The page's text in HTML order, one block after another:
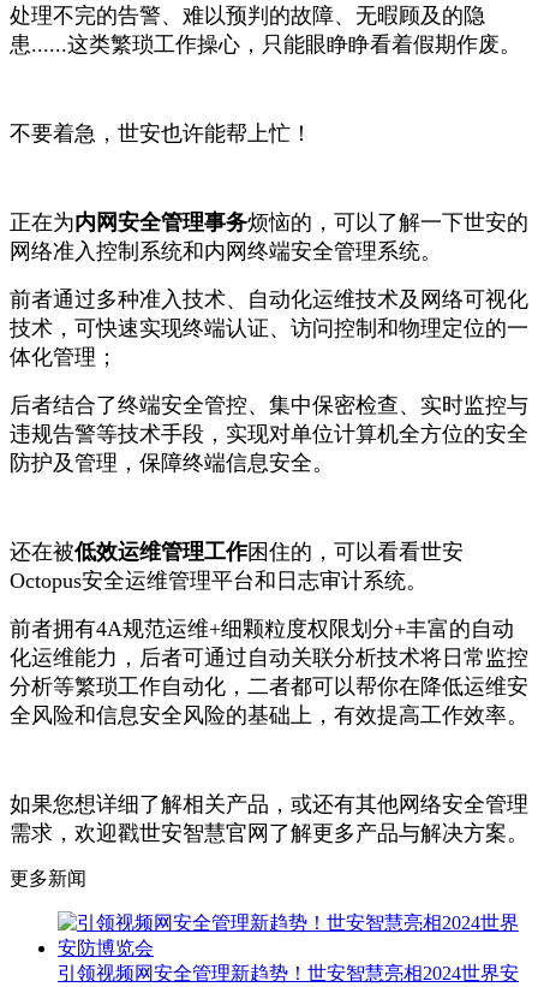
处理不完的告警、难以预判的故障、无暇顾及的隐
患......这类繁琐工作操心，只能眼睁睁看着假期作废。
不要着急，世安也许能帮上忙！
正在为内网安全管理事务烦恼的，可以了解一下世安的
网络准入控制系统和内网终端安全管理系统。
前者通过多种准入技术、自动化运维技术及网络可视化
技术，可快速实现终端认证、访问控制和物理定位的一
体化管理；
后者结合了终端安全管控、集中保密检查、实时监控与
违规告警等技术手段，实现对单位计算机全方位的安全
防护及管理，保障终端信息安全。
还在被低效运维管理工作困住的，可以看看世安
Octopus安全运维管理平台和日志审计系统。
前者拥有4A规范运维+细颗粒度权限划分+丰富的自动
化运维能力，后者可通过自动关联分析技术将日常监控
分析等繁琐工作自动化，二者都可以帮你在降低运维安
全风险和信息安全风险的基础上，有效提高工作效率。
如果您想详细了解相关产品，或还有其他网络安全管理
需求，欢迎戳世安智慧官网了解更多产品与解决方案。
更多新闻
引领视频网安全管理新趋势！世安智慧亮相2024世界安